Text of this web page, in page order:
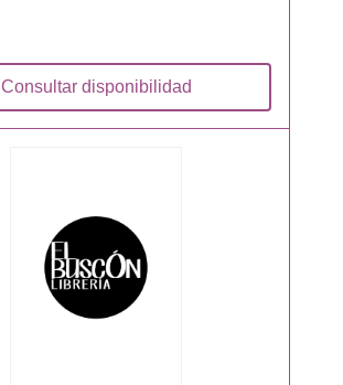
Consultar disponibilidad